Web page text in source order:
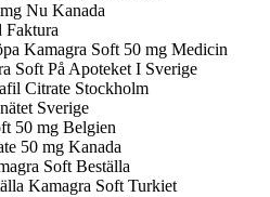
Nu Kanada
Faktura
Kamagra Soft 50 mg Medicin
Soft På Apoteket I Sverige
Citrate Stockholm
Sverige
50 mg Belgien
50 mg Kanada
Soft Beställa
Kamagra Soft Turkiet